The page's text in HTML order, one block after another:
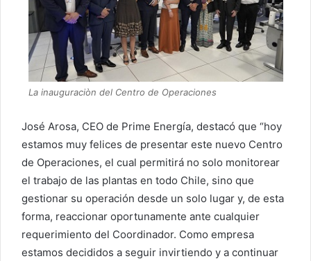
La inauguraciòn del Centro de Operaciones
José Arosa, CEO de Prime Energía, destacó que “hoy
estamos muy felices de presentar este nuevo Centro
de Operaciones, el cual permitirá no solo monitorear
el trabajo de las plantas en todo Chile, sino que
gestionar su operación desde un solo lugar y, de esta
forma, reaccionar oportunamente ante cualquier
requerimiento del Coordinador. Como empresa
estamos decididos a seguir invirtiendo y a continuar